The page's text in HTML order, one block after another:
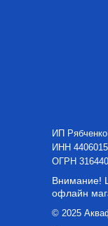
© 2025
Внимание!
офлайн
ИП
ИНН
OГРН